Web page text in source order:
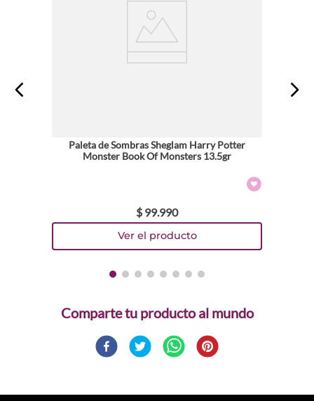
Paleta de Sombras Sheglam Harry Potter
Monster Book Of Monsters 13.5gr
$ 99.990
Comparte